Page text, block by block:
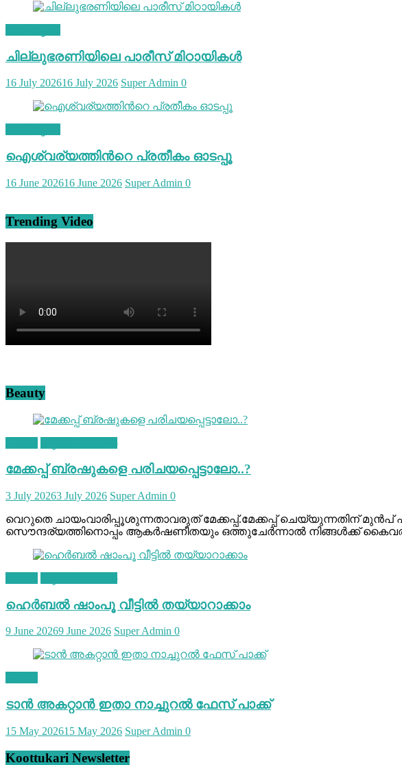
ചില്ലുഭരണിയിലെ പാരീസ് മിഠായികള്‍
16 July 202616 July 2026 Super Admin 0
ഐശ്വര്യത്തിന്‍റെ പ്രതീകം ഓടപ്പൂ
16 June 202616 June 2026 Super Admin 0
Trending Video
Beauty
മേക്കപ്പ് ബ്രഷുകളെ പരിചയപ്പെട്ടാലോ..?
3 July 20263 July 2026 Super Admin 0
വെറുതെ ചായംവാരിപ്പൂശുന്നതാവരുത് മേക്കപ്പ്.മേക്കപ്പ് ചെയ്യുന്നതിന്
സൌന്ദര്യത്തിനൊപ്പം ആകര്‍ഷണീതയും ഒത്തുചേര്‍ന്നാല്‍ നിങ്ങള്‍ക്ക്
ഹെര്‍ബല്‍ ഷാംപൂ വീട്ടില്‍ തയ്യാറാക്കാം
9 June 20269 June 2026 Super Admin 0
ടാന്‍ അകറ്റാന്‍ ഇതാ നാച്ചുറല്‍ ഫേസ് പാക്ക്
15 May 202615 May 2026 Super Admin 0
Koottukari Newsletter